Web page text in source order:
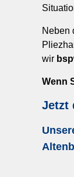
Neben
wir
Wenn
Jetzt